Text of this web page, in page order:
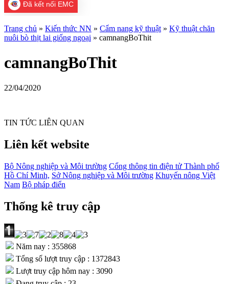
Đã kết nối EMC
Trang chủ » Kiến thức NN » Cẩm nang kỹ thuật » Kỹ thuật chăn
nuôi bò thịt lai giống ngoại » camnangBoThit
camnangBoThit
22/04/2020
TIN TỨC LIÊN QUAN
Liên kết website
Bộ Nông nghiệp và Môi trường Cổng thông tin điện tử Thành phố
Hồ Chí Minh, Sở Nông nghiệp và Môi trường Khuyến nông Việt
Nam Bộ pháp điển
Thống kê truy cập
Năm nay : 355868
Tổng số lượt truy cập : 1372843
Lượt truy cập hôm nay : 3090